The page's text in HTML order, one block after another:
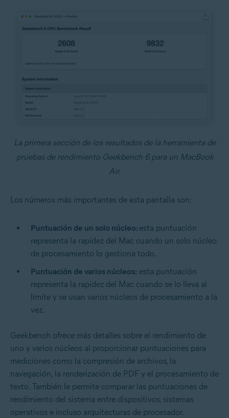
La primera sección de los resultados de la herramienta de
pruebas de rendimiento Geekbench 6 para un MacBook
Air.
Los números más importantes de esta pantalla son:
Puntuación de un solo núcleo: esta puntuación
representa la rapidez del Mac cuando un solo núcleo
de procesamiento lo gestiona todo.
Puntuación de varios núcleos: esta puntuación
representa la rapidez del Mac cuando se lo lleva al
límite y se usan varios núcleos de procesamiento a la
vez.
Geekbench ofrece más detalles sobre el rendimiento de
uno y varios núcleos al proporcionar puntuaciones para
mediciones como la compresión de archivos, la
navegación, la renderización de PDF y el procesamiento de
texto. También le permite comparar las puntuaciones de
rendimiento del sistema entre dispositivos, sistemas
operativos e incluso arquitecturas de procesador.